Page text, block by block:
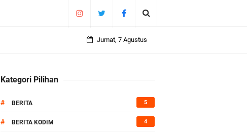
Jumat, 7 Agustus
Kategori Pilihan
# BERITA 5
# BERITA KODIM 4